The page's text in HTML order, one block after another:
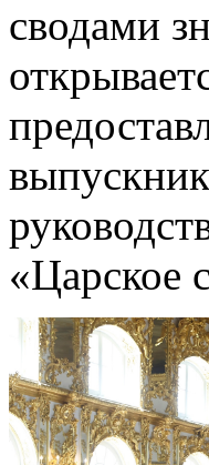
сводами
«Царское